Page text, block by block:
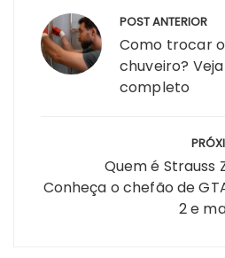
de
Post
POST ANTERIOR
Como trocar
chuveiro?
completo
Quem é Strauss
Conheça o chefão de
2 e